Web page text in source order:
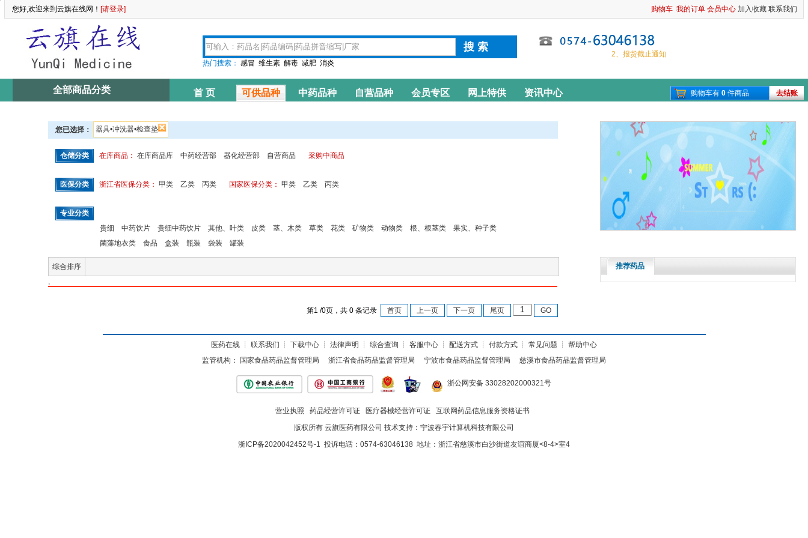
您好,欢迎来到云旗在线网！ [请登录] 购物车 我的订单 会员中心 加入收藏 联系我们
热门搜索：感冒 维生素 解毒 减肥 消炎
2、报货截止通知
全部商品分类 首 页 可供品种 中药品种 自营品种 会员专区 网上特供 资讯中心 购物车有 0件商品 去结账
您已选择： 器具•冲洗器•检查垫
仓储分类 在库商品： 在库商品库 中药经营部 器化经营部 自营商品 采购中商品
医保分类 浙江省医保分类： 甲类 乙类 丙类 国家医保分类： 甲类 乙类 丙类
专业分类
贵细
中药饮片 贵细中药饮片 其他、叶类 皮类 茎、木类 草类 花类 矿物类 动物类 根、根茎类
果实、种子类
菌藻地衣类
食品 盒装 瓶装 袋装 罐装
综合排序
,
第1 /0页，共 0条记录 首页 上一页 下一页 尾页 GO
推荐药品
医药在线 ┊ 联系我们 ┊ 下载中心 ┊ 法律声明 ┊ 综合查询 ┊ 客服中心 ┊ 配送方式 ┊ 付款方式 ┊ 常见问题 ┊ 帮助中心
监管机构：
国家食品药品监督管理局 浙江省食品药品监督管理局 宁波市食品药品监督管理局 慈溪市食品药品监督管理局
浙公网安备 33028202000321号
营业执照 药品经营许可证 医疗器械经营许可证
互联网药品信息服务资格证书
版权所有 云旗医药有限公司 技术支持： 宁波春宇计算机科技有限公司
浙ICP备2020042452号-1 投诉电话：0574-63046138 地址：浙江省慈溪市白沙街道友谊商厦<8-4>室4